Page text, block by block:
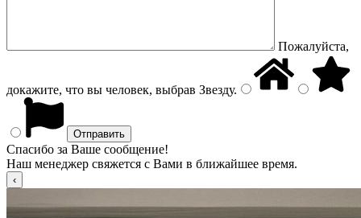
Пожалуйста,
докажите, что вы человек, выбрав Звезду.
Спасибо за Ваше сообщение!
Наш менеджер свяжется с Вами в ближайшее время.